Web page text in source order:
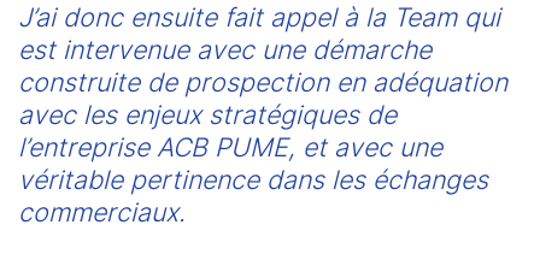
J’ai donc ensuite fait appel à la Team qui
est intervenue avec une démarche
construite de prospection en adéquation
avec les enjeux stratégiques de
l’entreprise ACB PUME, et avec une
véritable pertinence dans les échanges
commerciaux.